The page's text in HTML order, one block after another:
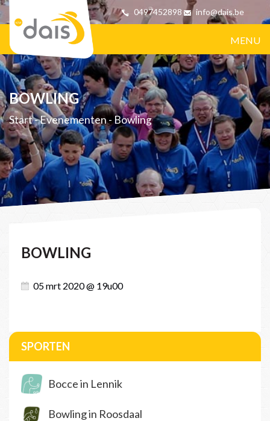
0497452898 info@dais.be
MENU
BOWLING
Start-Evenementen-Bowling
BOWLING
05 mrt 2020 @ 19u00
SPORTEN
Bocce in Lennik
Bowling in Roosdaal